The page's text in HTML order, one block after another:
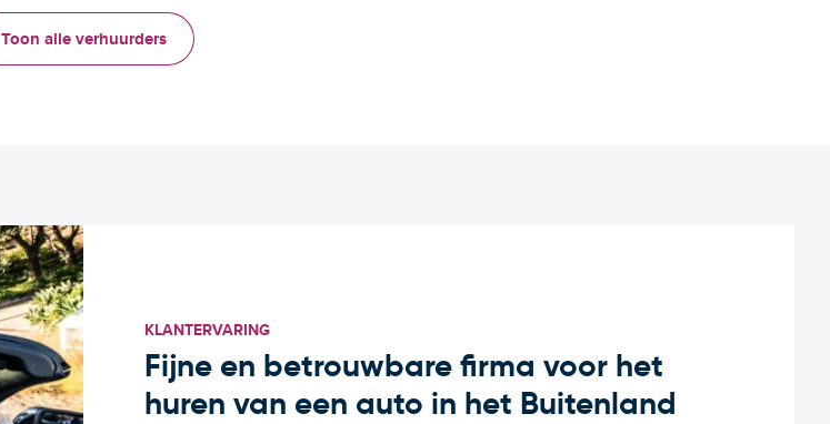
Toon alle verhuurders
KLANTERVARING
Fijne en betrouwbare firma voor het
huren van een auto in het Buitenland